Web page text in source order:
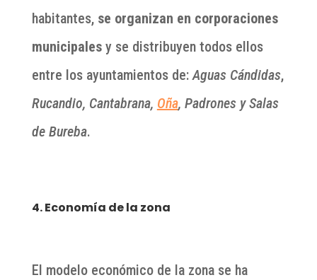
habitantes, se organizan en corporaciones
municipales y se distribuyen todos ellos
entre los ayuntamientos de:Aguas Cándidas,
Rucandio, Cantabrana, Oña, Padrones y Salas
de Bureba.
4. Economía de la zona
El modelo económico de la zona se ha